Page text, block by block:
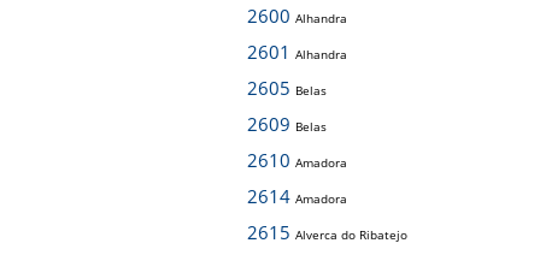
2600 Alhandra
2601 Alhandra
2605 Belas
2609 Belas
2610 Amadora
2614 Amadora
2615 Alverca do Ribatejo